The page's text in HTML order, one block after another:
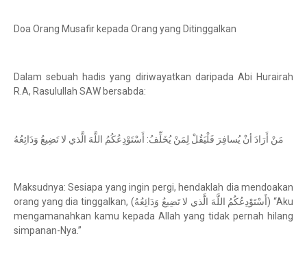
Doa Orang Musafir kepada Orang yang Ditinggalkan
Dalam sebuah hadis yang diriwayatkan daripada Abi Hurairah
R.A, Rasulullah SAW bersabda:
مَنْ أَرَادَ أنْ يُسافِرَ فَلْيَقُلْ لِمَنْ يُخَلِّفُ: أَسْتَوْدِعُكُمُ اللَّهَ الَّذي لا تَضِيعُ وَدَائِعُهُ
Maksudnya: Sesiapa yang ingin pergi, hendaklah dia mendoakan
orang yang dia tinggalkan, (أَسْتَوْدِعُكُمُ اللَّهَ الَّذي لا تَضِيعُ وَدَائِعُهُ) “Aku
mengamanahkan kamu kepada Allah yang tidak pernah hilang
simpanan-Nya.”